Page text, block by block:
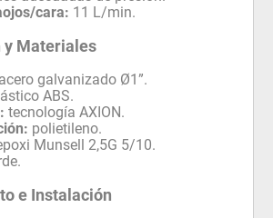
cara: 11 L/min.
y Materiales
acero galvanizado Ø1”.
ABS.
tecnología AXION.
polietileno.
Munsell 2,5G 5/10.
e Instalación